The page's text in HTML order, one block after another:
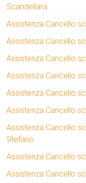
Scandellara
Assistenza Cancello
Assistenza Cancello
Assistenza Cancello
Assistenza Cancello
Assistenza Cancello
Assistenza Cancello
Assistenza Cancello
Stefano
Assistenza Cancello
Assistenza Cancello